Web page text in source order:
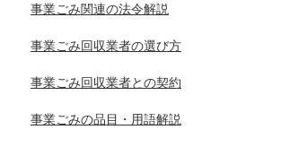
事業ごみ関連の法令解説
事業ごみ回収業者の選び方
事業ごみ回収業者との契約
事業ごみの品目・用語解説